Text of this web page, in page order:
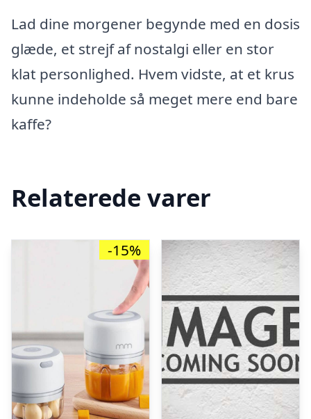
Lad dine morgener begynde med en dosis
glæde, et strejf af nostalgi eller en stor
klat personlighed. Hvem vidste, at et krus
kunne indeholde så meget mere end bare
kaffe?
Relaterede varer
-15%